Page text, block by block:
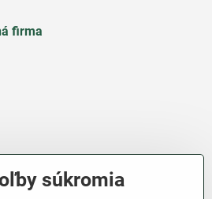
firma
súkromia